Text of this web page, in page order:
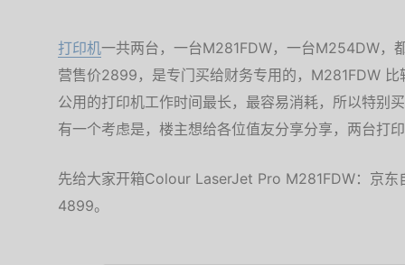
打印机一共两台，一台M281FDW，一台M254DW，
营售价2899，是专门买给财务专用的，M281FDW
公用的打印机工作时间最长，最容易消耗，所以特别
有一个考虑是，楼主想给各位值友分享分享，两台打
先给大家开箱Colour LaserJet Pro M281FDW：京
4899。